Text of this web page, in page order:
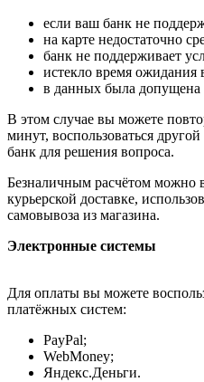
если ваш банк не
на карте недостаточно
банк не поддерживает
истекло время ожидания
в данных была допущена
В этом случае вы можете
минут, воспользоваться
банк для решения вопроса.
Безналичным расчётом можно
курьерской доставке,
самовывоза из магазина.
Электронные системы
Для оплаты вы можете
платёжных систем:
PayPal;
WebMoney;
Яндекс.Деньги.